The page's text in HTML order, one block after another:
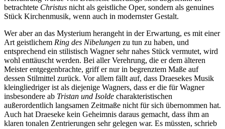
betrachtete Christus nicht als geistliche Oper, sondern als genuines
Stück Kirchenmusik, wenn auch in modernster Gestalt.
Wer aber an das Mysterium herangeht in der Erwartung, es mit einer
Art geistlichem Ring des Nibelungen zu tun zu haben, und
entsprechend ein stilistisch Wagner sehr nahes Stück vermutet, wird
wohl enttäuscht werden. Bei aller Verehrung, die er dem älteren
Meister entgegenbrachte, griff er nur in begrenztem Maße auf
dessen Stilmittel zurück. Vor allem fällt auf, dass Draesekes Musik
kleingliedriger ist als diejenige Wagners, dass er die für Wagner
insbesondere ab Tristan und Isolde charakteristischen
außerordentlich langsamen Zeitmaße nicht für sich übernommen hat.
Auch hat Draeseke kein Geheimnis daraus gemacht, dass ihm an
klaren tonalen Zentrierungen sehr gelegen war. Es müssten, schrieb